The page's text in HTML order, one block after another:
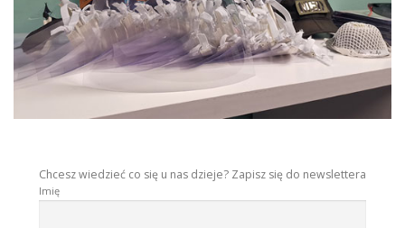
Chcesz wiedzieć co się u nas dzieje? Zapisz się do newslettera
Imię